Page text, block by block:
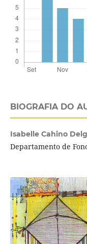
BIOGRAFIA DO
Isabelle Cahino
Departamento de